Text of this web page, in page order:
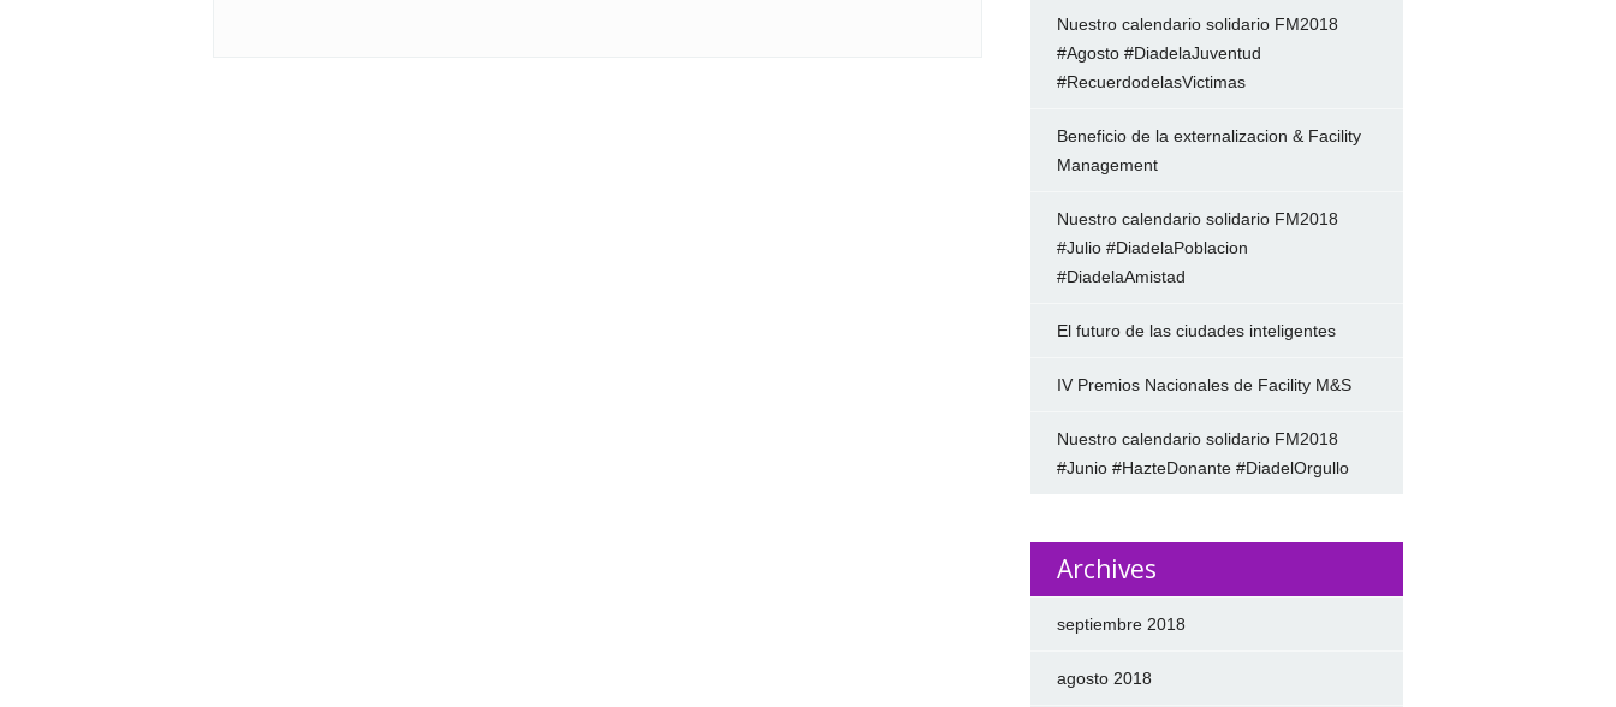
Nuestro calendario solidario FM2018
#Agosto #DiadelaJuventud
#RecuerdodelasVictimas
Beneficio de la externalizacion & Facility
Management
Nuestro calendario solidario FM2018
#Julio #DiadelaPoblacion
#DiadelaAmistad
El futuro de las ciudades inteligentes
IV Premios Nacionales de Facility M&S
Nuestro calendario solidario FM2018
#Junio #HazteDonante #DiadelOrgullo
Archives
septiembre 2018
agosto 2018